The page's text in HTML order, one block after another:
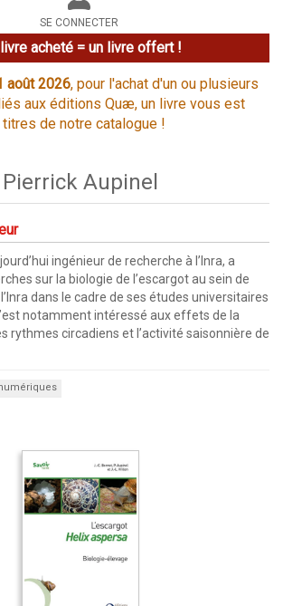
site
SE CONNECTER
acheté = un livre offert !
août 2026, pour l'achat d'un ou plusieurs
aux éditions Quæ, un livre vous est
de notre catalogue !
Pierrick Aupinel
ingénieur de recherche à l’Inra, a
sur la biologie de l’escargot au sein de
dans le cadre de ses études universitaires
notamment intéressé aux effets de la
rythmes circadiens et l’activité saisonnière de